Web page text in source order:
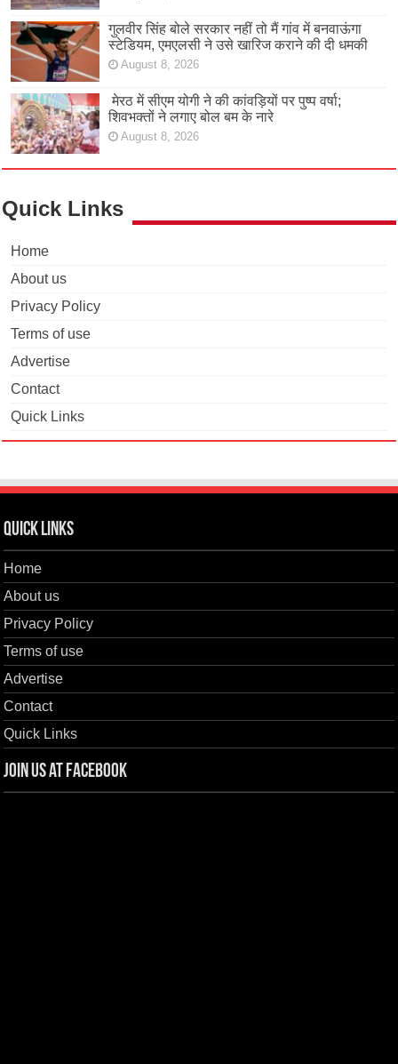
गुलवीर सिंह बोले सरकार नहीं तो मैं गांव में बनवाऊंगा
स्टेडियम, एमएलसी ने उसे खारिज कराने की दी धमकी
August 8, 2026
मेरठ में सीएम योगी ने की कांवड़ियों पर पुष्प वर्षा;
शिवभक्तों ने लगाए बोल बम के नारे
August 8, 2026
Quick Links
Home
About us
Privacy Policy
Terms of use
Advertise
Contact
Quick Links
Quick Links
Home
About us
Privacy Policy
Terms of use
Advertise
Contact
Quick Links
Join us at Facebook